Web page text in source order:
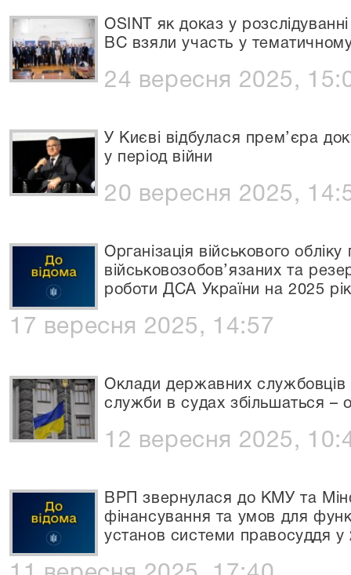
OSINT як доказ у
ВС взяли участь у
24 вересня 2025,
У Києві відбулася прем’єра
у період війни
20 вересня 2025,
Організація військового обліку
військовозобов’язаних та
роботи ДСА України на 2025
17 вересня 2025, 14:57
Оклади державних службовців
служби в судах збільшаться –
12 вересня 2025,
ВРП звернулася до КМУ та
фінансування та умов для
установ системи правосуддя у